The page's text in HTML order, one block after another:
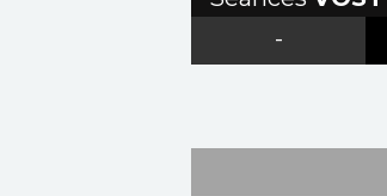
-